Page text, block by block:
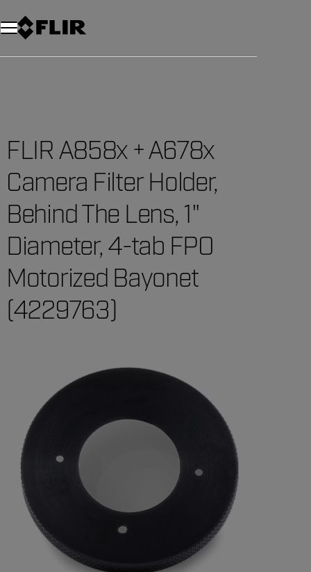
Unread messages
Modelo
Eliminar
artículos
artículo
Añadir al carro
Añadido al carro
FLIR A858x + A678x
Camera Filter Holder,
Behind The Lens, 1"
Diameter, 4-tab FPO
Motorized Bayonet
(4229763)